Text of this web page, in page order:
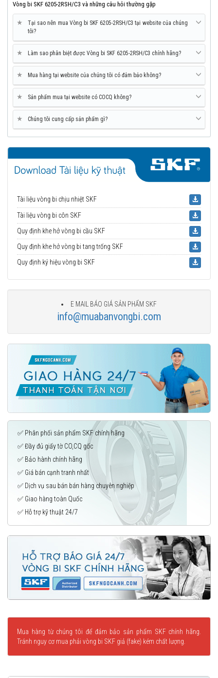
Vòng bi SKF 6205-2RSH/C3 và những câu hỏi thường gặp
★
Tại sao nên mua Vòng bi SKF 6205-2RSH/C3 tại website của chúng
tôi?
★ Làm sao phân biệt được Vòng bi SKF 6205-2RSH/C3 chính hãng?
★ Mua hàng tại website của chúng tôi có đảm bảo không?
★ Sản phẩm mua tại website có COCQ không?
★ Chúng tôi cung cấp sản phẩm gì?
Tài liệu vòng bi chịu nhiệt SKF
Tài liệu vòng bi côn SKF
Quy định khe hở vòng bi cầu SKF
Quy định khe hở vòng bi tang trống SKF
Quy định ký hiệu vòng bi SKF
E MAIL BÁO GIÁ SẢN PHẨM SKF
info@muabanvongbi.com
✅ Phân phối sản phẩm SKF chính hãng
✅ Đầy đủ giấy tờ CO,CQ gốc
✅ Bảo hành chính hãng
✅ Giá bán cạnh tranh nhất
✅ Dịch vụ sau bán bán hàng chuyên nghiệp
✅ Giao hàng toàn Quốc
✅ Hỗ trợ kỹ thuật 24/7
Mua hàng từ chúng tôi để đảm bảo sản phẩm SKF chính hãng.
Tránh nguy cơ mua phải vòng bi SKF giả (fake) kém chất lượng.